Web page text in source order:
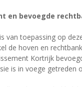
en bevoegde
van toepassing op
de hoven en
Kortrijk
is in voege getreden